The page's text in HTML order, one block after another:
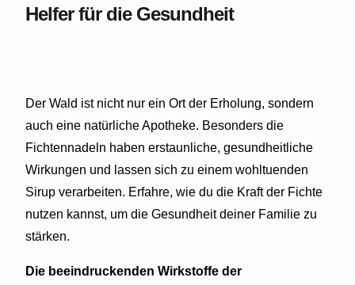
Helfer für die Gesundheit
Der Wald ist nicht nur ein Ort der Erholung, sondern
auch eine natürliche Apotheke. Besonders die
Fichtennadeln haben erstaunliche, gesundheitliche
Wirkungen und lassen sich zu einem wohltuenden
Sirup verarbeiten. Erfahre, wie du die Kraft der Fichte
nutzen kannst, um die Gesundheit deiner Familie zu
stärken.
Die beeindruckenden Wirkstoffe der